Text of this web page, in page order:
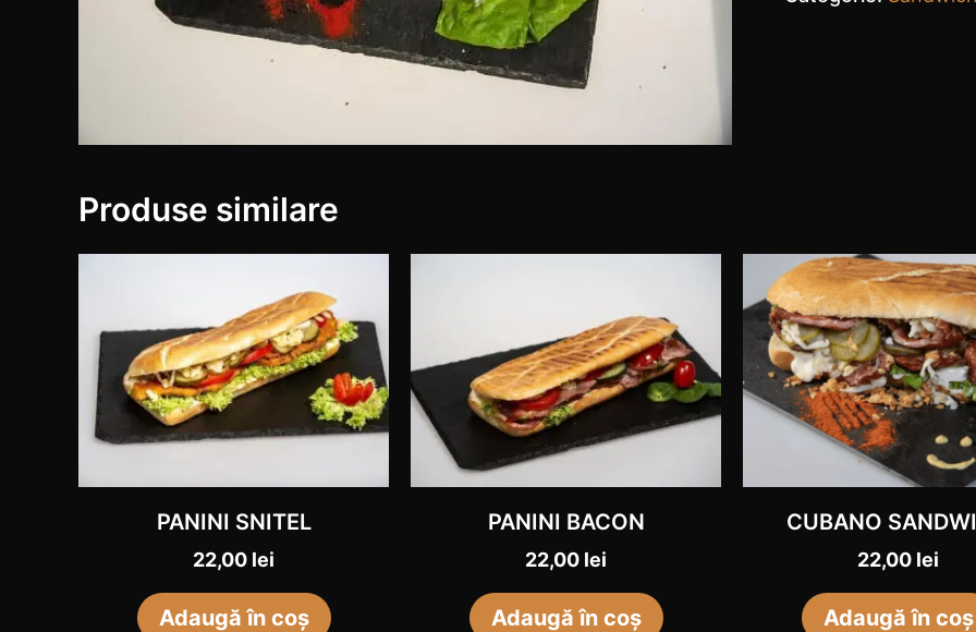
Produse similare
PANINI SNITEL
22,00 lei
Adaugă în coș
PANINI BACON
22,00 lei
Adaugă în coș
CUBANO
22,00 lei
Adaugă în coș